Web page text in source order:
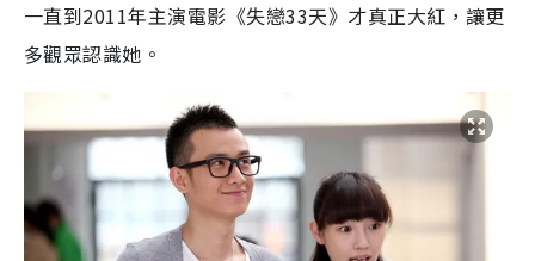
一直到2011年主演電影《失戀33天》才真正大紅，讓更
多觀眾認識她。